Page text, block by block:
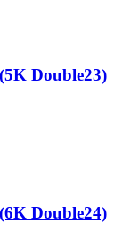
Double23)
Double24)